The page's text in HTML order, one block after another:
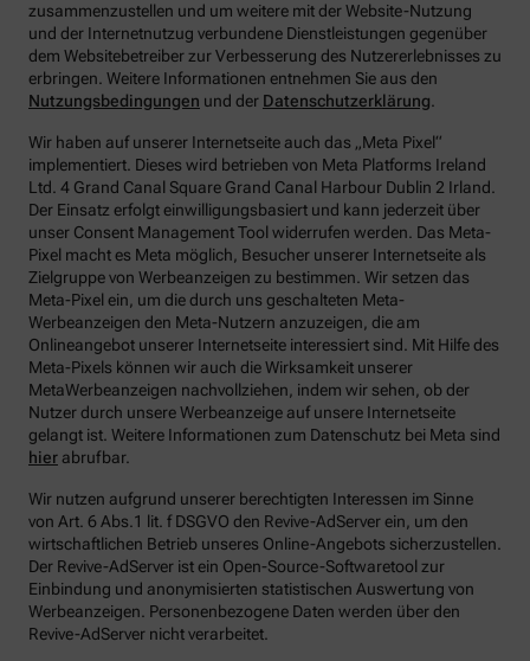
zusammenzustellen und um weitere mit der Website-Nutzung
und der Internetnutzug verbundene Dienstleistungen gegenüber
dem Websitebetreiber zur Verbesserung des Nutzererlebnisses zu
erbringen. Weitere Informationen entnehmen Sie aus den
Nutzungsbedingungen und der Datenschutzerklärung.
Wir haben auf unserer Internetseite auch das „Meta Pixel“
implementiert. Dieses wird betrieben von Meta Platforms Ireland
Ltd. 4 Grand Canal Square Grand Canal Harbour Dublin 2 Irland.
Der Einsatz erfolgt einwilligungsbasiert und kann jederzeit über
unser Consent Management Tool widerrufen werden. Das Meta-
Pixel macht es Meta möglich, Besucher unserer Internetseite als
Zielgruppe von Werbeanzeigen zu bestimmen. Wir setzen das
Meta-Pixel ein, um die durch uns geschalteten Meta-
Werbeanzeigen den Meta-Nutzern anzuzeigen, die am
Onlineangebot unserer Internetseite interessiert sind. Mit Hilfe des
Meta-Pixels können wir auch die Wirksamkeit unserer
MetaWerbeanzeigen nachvollziehen, indem wir sehen, ob der
Nutzer durch unsere Werbeanzeige auf unsere Internetseite
gelangt ist. Weitere Informationen zum Datenschutz bei Meta sind
hier abrufbar.
Wir nutzen aufgrund unserer berechtigten Interessen im Sinne
von Art. 6 Abs.1 lit. f DSGVO den Revive-AdServer ein, um den
wirtschaftlichen Betrieb unseres Online-Angebots sicherzustellen.
Der Revive-AdServer ist ein Open-Source-Softwaretool zur
Einbindung und anonymisierten statistischen Auswertung von
Werbeanzeigen. Personenbezogene Daten werden über den
Revive-AdServer nicht verarbeitet.